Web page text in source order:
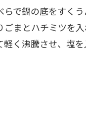
で鍋の底をすくう
まとハチミツを入
く沸騰させ、塩を